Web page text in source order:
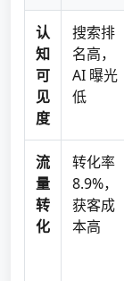
认
知
可
见
度
搜索排
名高，
AI 曝光
低
流
量
转
化
转化率
8.9%，
获客成
本高